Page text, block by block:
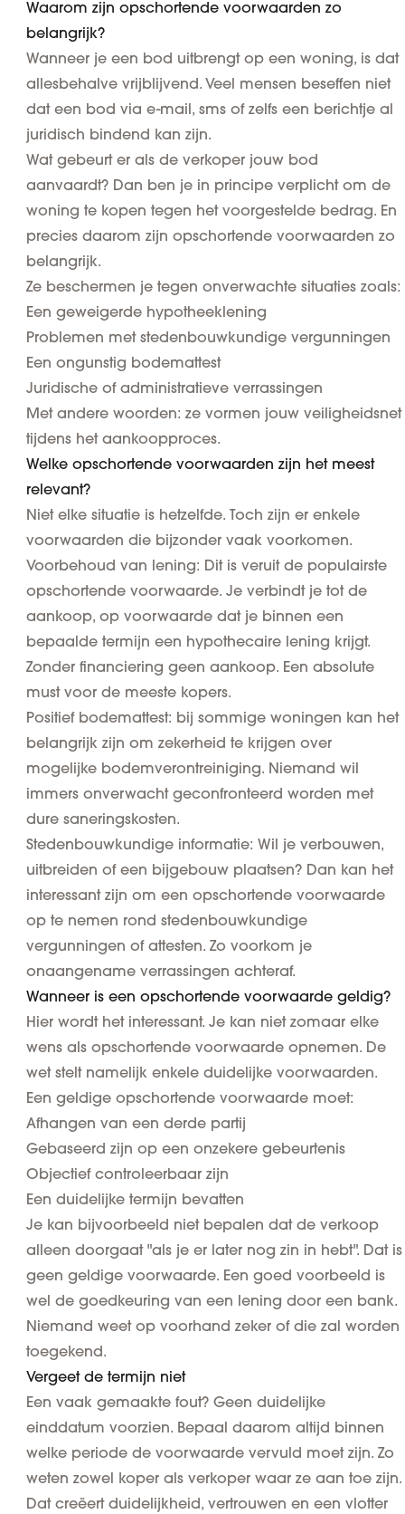
Waarom zijn opschortende voorwaarden zo
belangrijk?
Wanneer je een bod uitbrengt op een woning, is dat
allesbehalve vrijblijvend. Veel mensen beseffen niet
dat een bod via e-mail, sms of zelfs een berichtje al
juridisch bindend kan zijn.
Wat gebeurt er als de verkoper jouw bod
aanvaardt? Dan ben je in principe verplicht om de
woning te kopen tegen het voorgestelde bedrag. En
precies daarom zijn opschortende voorwaarden zo
belangrijk.
Ze beschermen je tegen onverwachte situatieszoals:
Een geweigerde hypotheeklening
Problemen met stedenbouwkundige vergunningen
Een ongunstig bodemattest
Juridische of administratieve verrassingen
Met andere woorden: ze vormen jouw veiligheidsnet
tijdens het aankoopproces.
Welke opschortende voorwaarden zijn het meest
relevant?
Niet elke situatie is hetzelfde. Toch zijn er enkele
voorwaarden die bijzonder vaak voorkomen.
Voorbehoud van lening: Dit is veruit de populairste
opschortende voorwaarde. Je verbindt je tot de
aankoop, op voorwaarde dat je binnen een
bepaalde termijn een hypothecaire lening krijgt.
Zonder financiering geen aankoop. Een absolute
must voor de meeste kopers.
Positief bodemattest: bij sommige woningen kan het
belangrijk zijn om zekerheid te krijgen over
mogelijke bodemverontreiniging. Niemand wil
immers onverwacht geconfronteerd worden met
dure saneringskosten.
Stedenbouwkundige informatie: Wil je verbouwen,
uitbreiden of een bijgebouw plaatsen? Dan kan het
interessant zijn om een opschortende voorwaarde
op te nemen rond stedenbouwkundige
vergunningen of attesten. Zo voorkom je
onaangename verrassingen achteraf.
Wanneer is een opschortende voorwaarde geldig?
Hier wordt het interessant. Je kan niet zomaar elke
wens als opschortende voorwaarde opnemen. De
wet stelt namelijk enkele duidelijke voorwaarden.
Een geldige opschortende voorwaarde moet:
Afhangen van een derde partij
Gebaseerd zijn op een onzekere gebeurtenis
Objectief controleerbaar zijn
Een duidelijke termijn bevatten
Je kan bijvoorbeeld niet bepalen dat de verkoop
alleen doorgaat "als je er later nog zin in hebt". Dat is
geen geldige voorwaarde. Een goed voorbeeld is
wel de goedkeuring van een lening door een bank.
Niemand weet op voorhand zeker of die zal worden
toegekend.
Vergeet de termijn niet
Een vaak gemaakte fout? Geen duidelijke
einddatum voorzien. Bepaal daarom altijd binnen
welke periode de voorwaarde vervuld moet zijn. Zo
weten zowel koper als verkoper waar ze aan toe zijn.
Dat creëert duidelijkheid, vertrouwen en een vlotter